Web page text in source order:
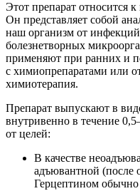
Этот препарат относится
Он представляет собой
наш организм от
болезнетворных
применяют при ранних и
с химиопрепаратами или
химиотерапия.
Препарат выпускают в
внутривенно в течение
от целей:
В качестве
адъювантной (после
Герцептином обычно